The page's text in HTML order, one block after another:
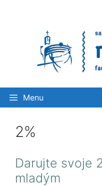
Menu
2%
Darujte svoje
mladým